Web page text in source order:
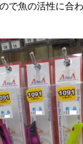
で魚の活性に合